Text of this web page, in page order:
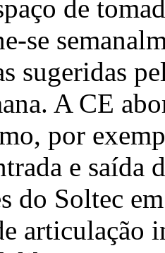
de
se
sugeridas
A CE
por
e saída
do Soltec